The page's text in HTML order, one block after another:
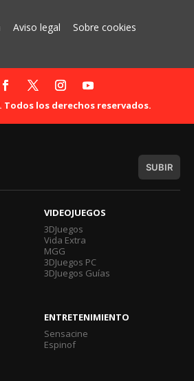
Aviso legal Sobre cookies
Todos los derechos reservados.
SUBIR
VIDEOJUEGOS
3DJuegos
Vida Extra
MGG
3DJuegos PC
3DJuegos Guías
ENTRETENIMIENTO
Sensacine
Espinof